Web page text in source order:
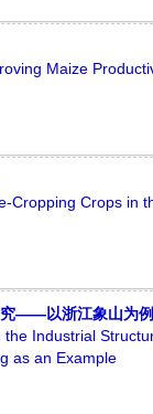
Maize
Crops in
究——以浙江象山为例
the Industrial
as an Example